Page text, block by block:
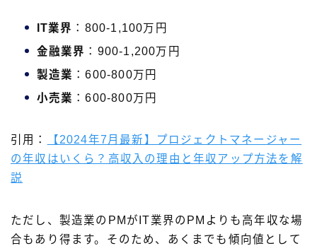
IT業界 ：800-1,100万円
金融業界 ：900-1,200万円
製造業 ：600-800万円
小売業 ：600-800万円
引用：
【2024年7月最新】プロジェクトマネージャー
の年収はいくら？高収入の理由と年収アップ方法を解
説
ただし、製造業のPMがIT業界のPMよりも高年収な場
合もあり得ます。そのため、あくまでも傾向値として